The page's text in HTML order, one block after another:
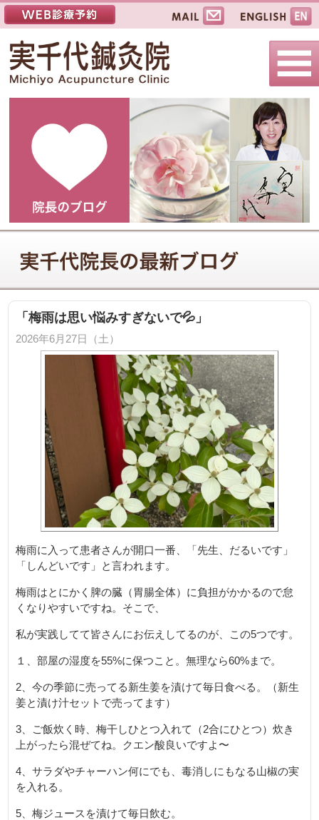
「梅雨は思い悩みすぎないで💦」
2026年6月27日（土）
梅雨に入って患者さんが開口一番、「先生、だるいです」
「しんどいです」と言われます。
梅雨はとにかく脾の臓（胃腸全体）に負担がかかるので怠
くなりやすいですね。そこで、
私が実践してて皆さんにお伝えしてるのが、この5つです。
１、部屋の湿度を55%に保つこと。無理なら60%まで。
2、今の季節に売ってる新生姜を漬けて毎日食べる。（新生
姜と漬け汁セットで売ってます）
3、ご飯炊く時、梅干しひとつ入れて（2合にひとつ）炊き
上がったら混ぜてね。クエン酸良いですよ〜
4、サラダやチャーハン何にでも、毒消しにもなる山椒の実
を入れる。
5、梅ジュースを漬けて毎日飲む。